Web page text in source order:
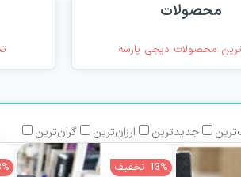
محصولات
محصولات دیجی پارسه
جدیدترین ارزان‌ترین گران‌ترین
13% تخفیف